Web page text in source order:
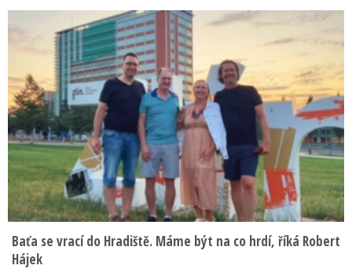
Baťa se vrací do Hradiště. Máme být na co hrdí, říká Robert
Hájek